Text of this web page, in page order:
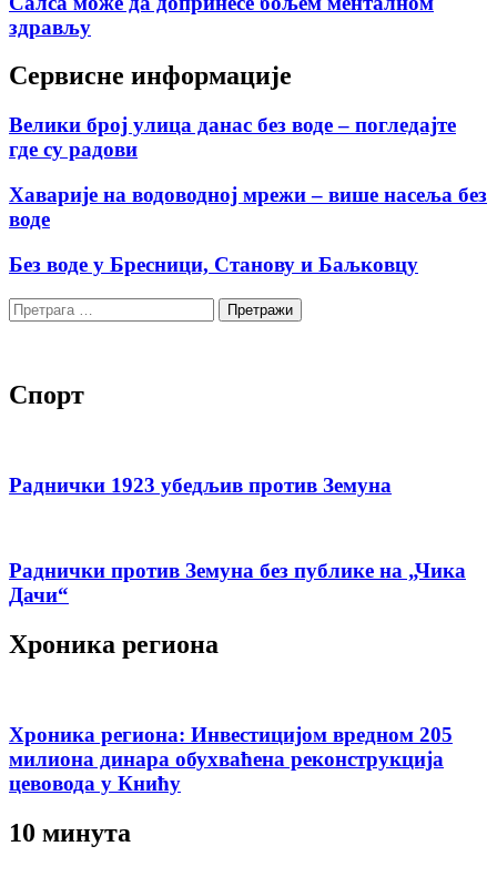
здрављу
Сервисне информације
Велики број улица данас без воде – погледајте
где су радови
Хаварије на водоводној мрежи – више насеља без
воде
Без воде у Бресници, Станову и Баљковцу
Претрага
за:
Спорт
Раднички 1923 убедљив против Земуна
Раднички против Земуна без публике на „Чика
Дачи“
Хроника региона
Хроника региона: Инвестицијом вредном 205
милиона динара обухваћена реконструкција
цевовода у Книћу
10 минута